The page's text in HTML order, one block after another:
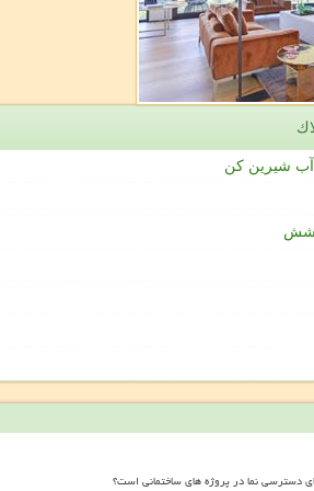
آب شیرین کن
دسترسی نما در پروژه های ساختمانی است؟